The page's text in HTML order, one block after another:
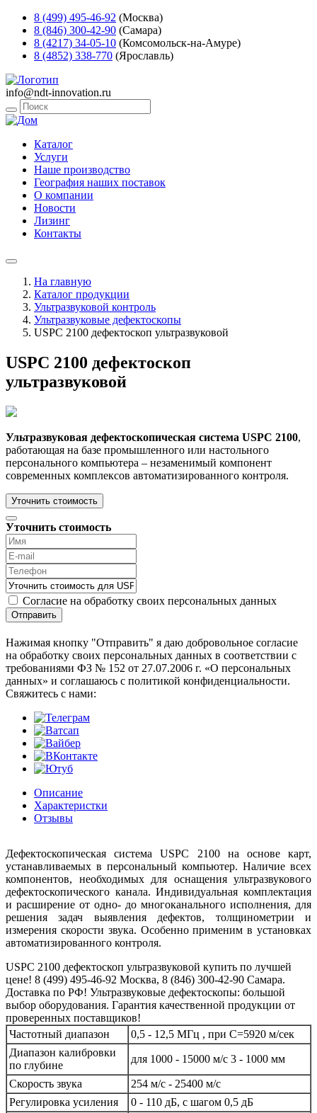
8 (499) 495-46-92 (Москва)
8 (846) 300-42-90 (Самара)
8 (4217) 34-05-10 (Комсомольск-на-Амуре)
8 (4852) 338-770 (Ярославль)
info@ndt-innovation.ru
Каталог
Услуги
Наше производство
География наших поставок
О компании
Новости
Лизинг
Контакты
На главную
Каталог продукции
Ультразвуковой контроль
Ультразвуковые дефектоскопы
USPC 2100 дефектоскоп ультразвуковой
USPC 2100 дефектоскоп
ультразвуковой
Ультразвуковая дефектоскопическая система USPC 2100,
работающая на базе промышленного или настольного
персонального компьютера – незаменимый компонент
современных комплексов автоматизированного контроля.
Уточнить стоимость
Уточнить стоимость
Согласие на обработку своих персональных данных
Отправить
Нажимая кнопку "Отправить" я даю добровольное согласие
на обработку своих персональных данных в соответствии с
требованиями ФЗ № 152 от 27.07.2006 г. «О персональных
данных» и соглашаюсь с политикой конфиденциальности.
Cвяжитесь с нами:
Описание
Характеристки
Отзывы
Дефектоскопическая система USPC 2100 на основе карт,
устанавливаемых в персональный компьютер. Наличие всех
компонентов, необходимых для оснащения ультразвукового
дефектоскопического канала. Индивидуальная комплектация
и расширение от одно- до многоканального исполнения, для
решения задач выявления дефектов, толщинометрии и
измерения скорости звука. Особенно применим в установках
автоматизированного контроля.
USPC 2100 дефектоскоп ультразвуковой купить по лучшей
цене! 8 (499) 495-46-92 Москва, 8 (846) 300-42-90 Самара.
Доставка по РФ! Ультразвуковые дефектоскопы: большой
выбор оборудования. Гарантия качественной продукции от
проверенных поставщиков!
Частотный диапазон
0,5 - 12,5 МГц , при С=5920 м/сек
Диапазон калибровки
по глубине
для 1000 - 15000 м/с 3 - 1000 мм
Скорость звука
254 м/с - 25400 м/с
Регулировка усиления
0 - 110 дБ, с шагом 0,5 дБ